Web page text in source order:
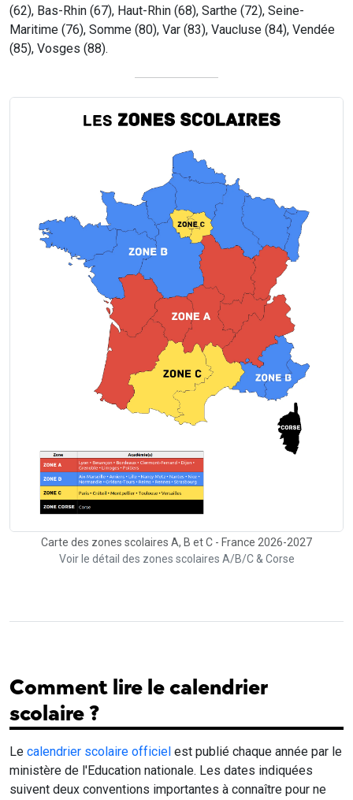
(62), Bas-Rhin (67), Haut-Rhin (68), Sarthe (72), Seine-
Maritime (76), Somme (80), Var (83), Vaucluse (84), Vendée
(85), Vosges (88).
Carte des zones scolaires A, B et C - France 2026-2027
Voir le détail des zones scolaires A/B/C & Corse
Comment lire le calendrier
scolaire ?
Le calendrier scolaire officiel est publié chaque année par le
ministère de l'Education nationale. Les dates indiquées
suivent deux conventions importantes à connaître pour ne